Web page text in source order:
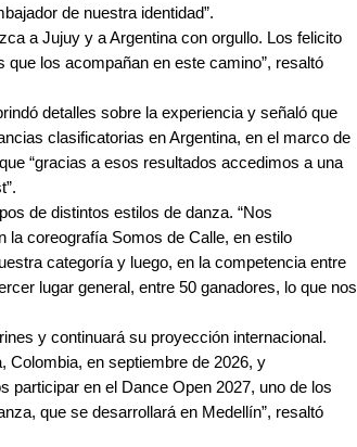
de nuestra identidad”.
a Jujuy y a Argentina con orgullo. Los felicito
los acompañan en este camino”, resaltó
detalles sobre la experiencia y señaló que
clasificatorias en Argentina, en el marco de
“gracias a esos resultados accedimos a una
de distintos estilos de danza. “Nos
la coreografía Somos de Calle, en estilo
categoría y luego, en la competencia entre
lugar general, entre 50 ganadores, lo que nos
y continuará su proyección internacional.
Colombia, en septiembre de 2026, y
participar en el Dance Open 2027, uno de los
que se desarrollará en Medellín”, resaltó